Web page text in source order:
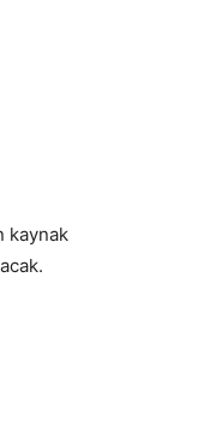
kaynak